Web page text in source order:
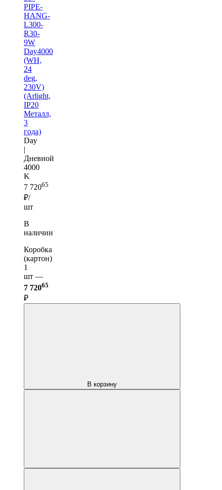
PIPE-
HANG-
L300-
R30-
9W
Day4000
(WH,
24
deg,
230V)
(Arlight,
IP20
Металл,
3
года)
Day
|
Дневной
4000
K
7 72065
₽/
шт
В
наличии
Коробка
(картон)
1
шт —
7 72065
₽
В корзину